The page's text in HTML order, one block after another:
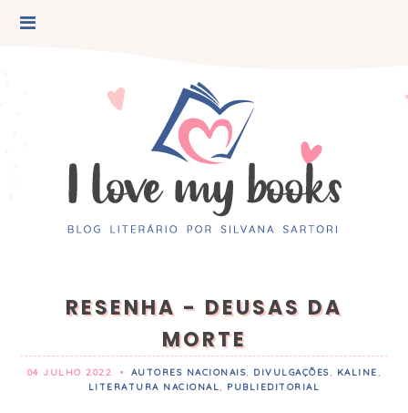
RESENHA - DEUSAS DA
MORTE
04 JULHO 2022 • AUTORES NACIONAIS, DIVULGAÇÕES, KALINE,
LITERATURA NACIONAL, PUBLIEDITORIAL